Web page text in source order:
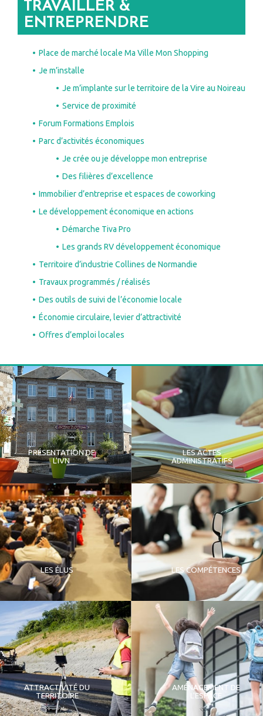
TRAVAILLER &
ENTREPRENDRE
Place de marché locale Ma Ville Mon Shopping
Je m’installe
Je m’implante sur le territoire de la Vire au Noireau
Service de proximité
Forum Formations Emplois
Parc d’activités économiques
Je crée ou je développe mon entreprise
Des filières d’excellence
Immobilier d’entreprise et espaces de coworking
Le développement économique en actions
Démarche Tiva Pro
Les grands RV développement économique
Territoire d’industrie Collines de Normandie
Travaux programmés / réalisés
Des outils de suivi de l’économie locale
Économie circulaire, levier d’attractivité
Offres d’emploi locales
PRÉSENTATION DE
L'IVN
LES ACTES
ADMINISTRATIFS
LES ÉLUS LES COMPÉTENCES
ATTRACTIVITÉ DU
TERRITOIRE
AMÉNAGEMENT DE
L'ESPACE